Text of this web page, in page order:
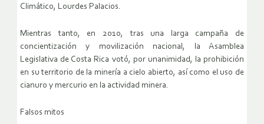
Climático, Lourdes Palacios.
Mientras tanto, en 2010, tras una larga campaña de
concientización y movilización nacional, la Asamblea
Legislativa de Costa Rica votó, por unanimidad, la prohibición
en su territorio de la minería a cielo abierto, así como el uso de
cianuro y mercurio en la actividad minera.
Falsos mitos